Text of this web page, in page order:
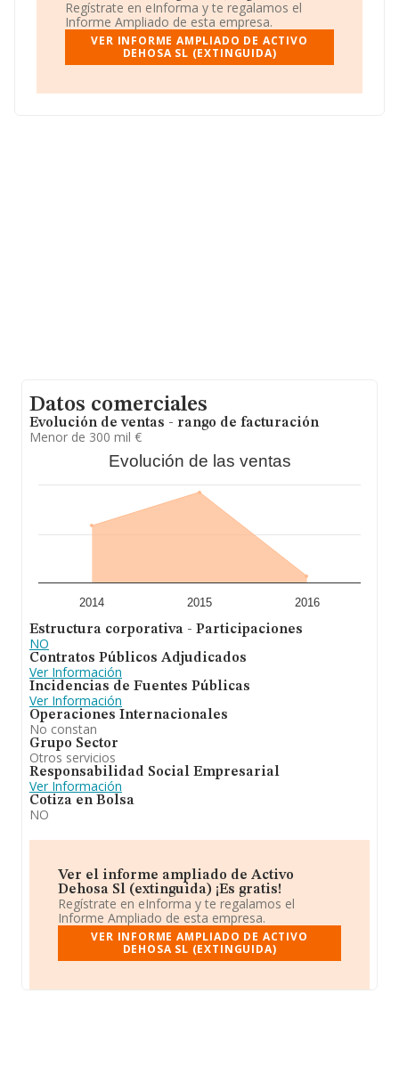
información adicional de interés, la antigüedad alcanza
los 17 años desde la constitución. La media de
empleados es de 4.
Regístrate en eInforma y te regalamos el
Informe Ampliado de esta empresa.
VER INFORME AMPLIADO DE ACTIVO
DEHOSA SL (EXTINGUIDA)
Datos comerciales
Evolución de ventas - rango de facturación
Menor de 300 mil €
Evolución de las ventas
2014 2015 2016
Estructura corporativa - Participaciones
NO
Contratos Públicos Adjudicados
Ver Información
Incidencias de Fuentes Públicas
Ver Información
Operaciones Internacionales
No constan
Grupo Sector
Otros servicios
Responsabilidad Social Empresarial
Ver Información
Cotiza en Bolsa
NO
Ver el informe ampliado de Activo
Dehosa Sl (extinguida) ¡Es gratis!
Regístrate en eInforma y te regalamos el
Informe Ampliado de esta empresa.
VER INFORME AMPLIADO DE ACTIVO
DEHOSA SL (EXTINGUIDA)